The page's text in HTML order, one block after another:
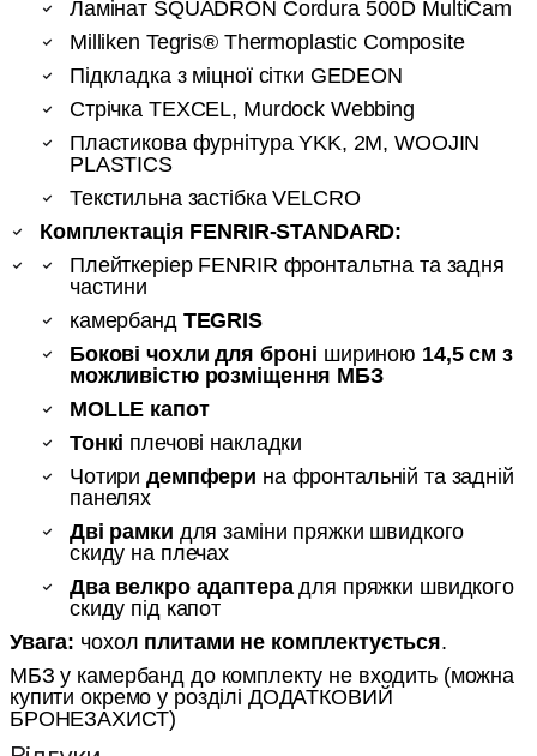
Ламінат SQUADRON Cordura 500D MultiCam
Milliken Tegris® Thermoplastic Composite
Підкладка з міцної сітки GEDEON
Стрічка TEXCEL, Murdock Webbing
Пластикова фурнітура YKK, 2M, WOOJIN
PLASTICS
Текстильна застібка VELCRO
Комплектація FENRIR-STANDARD:
Плейткеріер FENRIR фронтальтна та задня
частини
камербанд TEGRIS
Бокові чохли для броні шириною 14,5 см з
можливістю розміщення МБЗ
MOLLE капот
Тонкі плечові накладки
Чотиридемпфери на фронтальній та задній
панелях
Дві рамки для заміни пряжки швидкого
скиду на плечах
Два велкро адаптерадля пряжки швидкого
скиду під капот
Увага: чохол плитами не комплектується.
МБЗ у камербанд до комплекту не входить (можна
купити окремо у розділі ДОДАТКОВИЙ
БРОНЕЗАХИСТ)